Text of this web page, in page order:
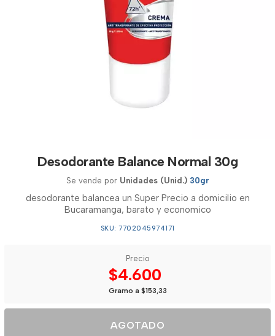
Desodorante Balance Normal 30g
Se vende por Unidades (Unid.) 30gr
desodorante balancea un Super Precio a domicilio en
Bucaramanga, barato y economico
SKU: 7702045974171
Precio
$4.600
Gramo a $153,33
AGOTADO